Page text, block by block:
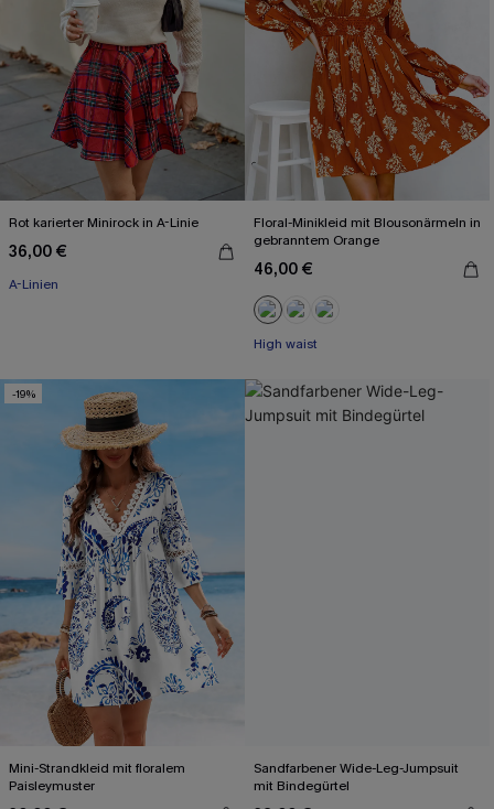
Rot karierter Minirock in A-Linie
36,00 €
A-Linien
Floral-Minikleid mit Blousonärmeln in
gebranntem Orange
46,00 €
High waist
-19%
Mini-Strandkleid mit floralem
Paisleymuster
Sandfarbener Wide-Leg-Jumpsuit
mit Bindegürtel